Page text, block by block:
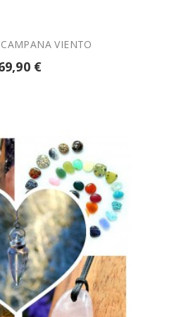
CAMPANA VIENTO
€